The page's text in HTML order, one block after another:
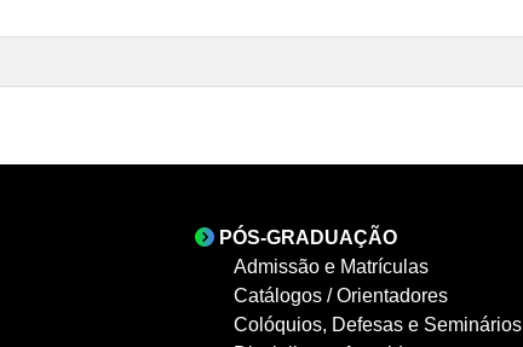
PÓS-GRADUAÇÃO
Admissão e Matrículas
Catálogos / Orientadores
Colóquios, Defesas e Seminários